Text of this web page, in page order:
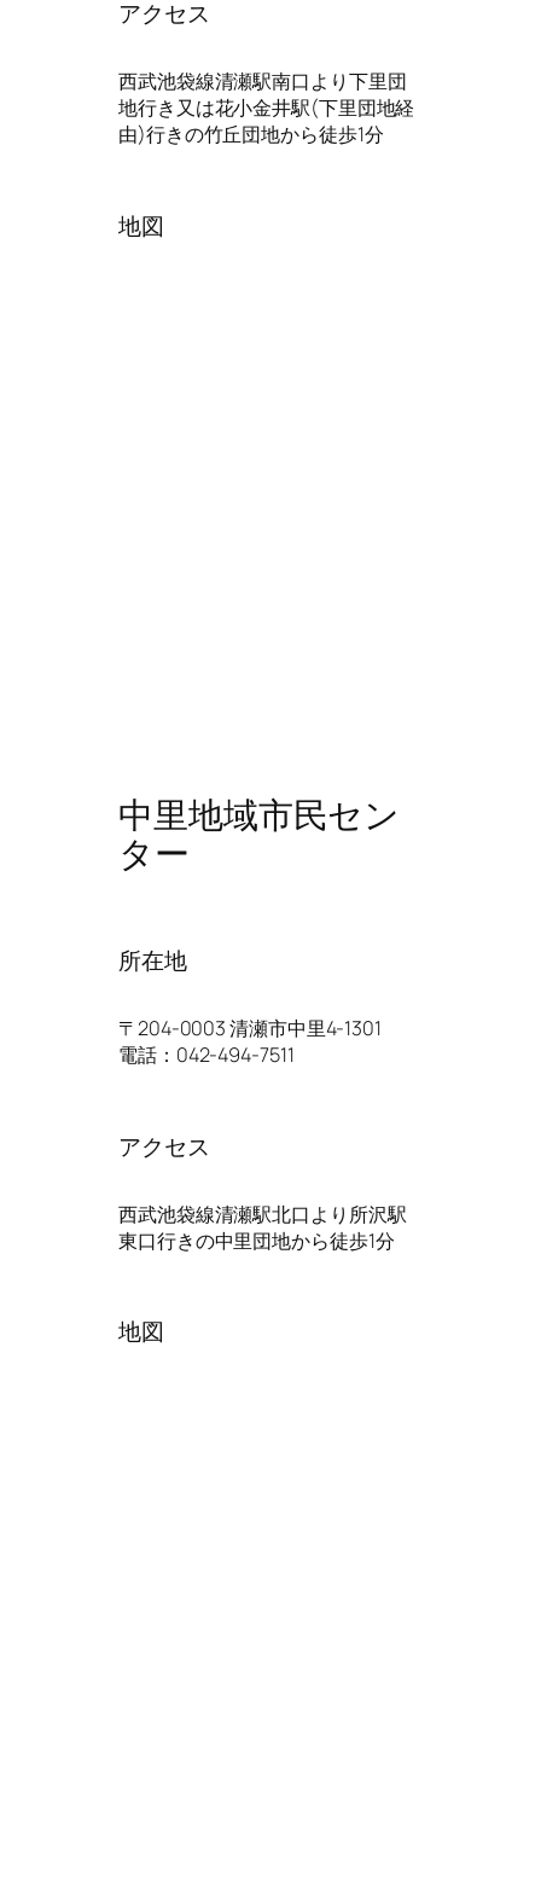
アクセス
西武池袋線清瀬駅南口より下里団
地行き又は花小金井駅(下里団地経
由)行きの竹丘団地から徒歩1分
地図
中里地域市民セン
ター
所在地
〒204-0003 清瀬市中里4-1301
電話：042-494-7511
アクセス
西武池袋線清瀬駅北口より所沢駅
東口行きの中里団地から徒歩1分
地図